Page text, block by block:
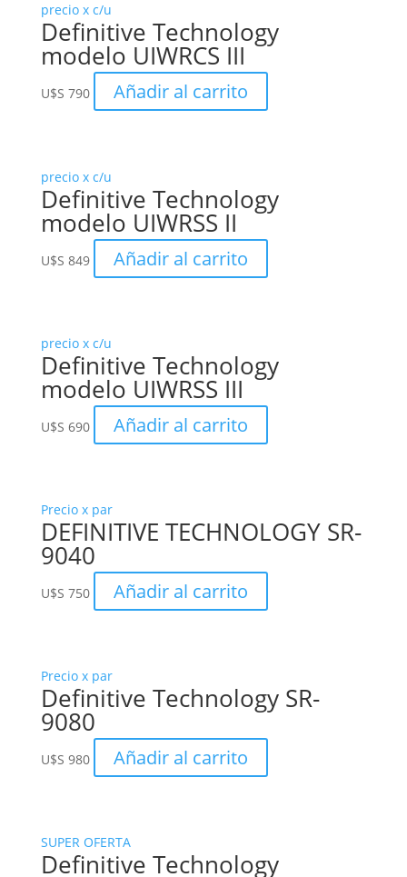
precio x c/u
Definitive Technology
modelo UIWRCS III
U$S 790 Añadir al carrito
precio x c/u
Definitive Technology
modelo UIWRSS II
U$S 849 Añadir al carrito
precio x c/u
Definitive Technology
modelo UIWRSS III
U$S 690 Añadir al carrito
Precio x par
DEFINITIVE TECHNOLOGY SR-
9040
U$S 750 Añadir al carrito
Precio x par
Definitive Technology SR-
9080
U$S 980 Añadir al carrito
SUPER OFERTA
Definitive Technology